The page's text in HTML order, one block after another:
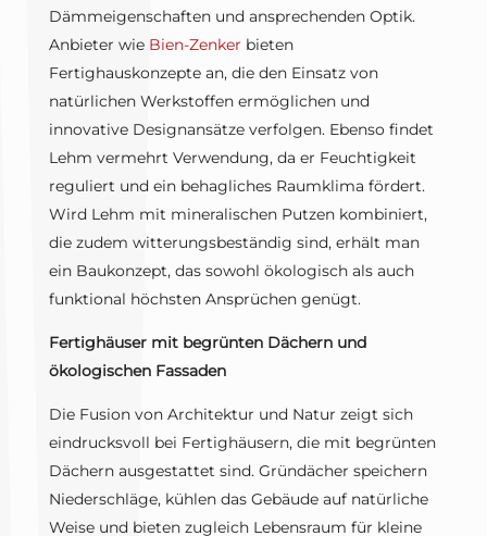
Dämmeigenschaften und ansprechenden Optik.
Anbieter wie Bien-Zenker bieten
Fertighauskonzepte an, die den Einsatz von
natürlichen Werkstoffen ermöglichen und
innovative Designansätze verfolgen. Ebenso findet
Lehm vermehrt Verwendung, da er Feuchtigkeit
reguliert und ein behagliches Raumklima fördert.
Wird Lehm mit mineralischen Putzen kombiniert,
die zudem witterungsbeständig sind, erhält man
ein Baukonzept, das sowohl ökologisch als auch
funktional höchsten Ansprüchen genügt.
Fertighäuser mit begrünten Dächern und
ökologischen Fassaden
Die Fusion von Architektur und Natur zeigt sich
eindrucksvoll bei Fertighäusern, die mit begrünten
Dächern ausgestattet sind. Gründächer speichern
Niederschläge, kühlen das Gebäude auf natürliche
Weise und bieten zugleich Lebensraum für kleine